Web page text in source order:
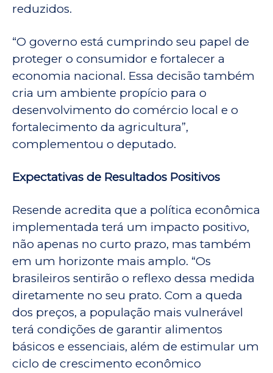
reduzidos.
“O governo está cumprindo seu papel de
proteger o consumidor e fortalecer a
economia nacional. Essa decisão também
cria um ambiente propício para o
desenvolvimento do comércio local e o
fortalecimento da agricultura”,
complementou o deputado.
Expectativas de Resultados Positivos
Resende acredita que a política econômica
implementada terá um impacto positivo,
não apenas no curto prazo, mas também
em um horizonte mais amplo. “Os
brasileiros sentirão o reflexo dessa medida
diretamente no seu prato. Com a queda
dos preços, a população mais vulnerável
terá condições de garantir alimentos
básicos e essenciais, além de estimular um
ciclo de crescimento econômico